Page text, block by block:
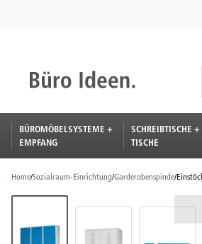
BÜROMÖBELSYSTEME +
EMPFANG
SCHREIBTISCHE +
TISCHE
Home/Sozialraum-Einrichtung/Garderobenspinde/